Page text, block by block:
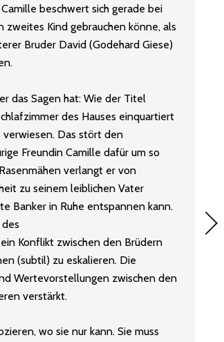
beschwert sich gerade bei
zweites Kind gebrauchen könne, als
Bruder David (Godehard Giese)
das Sagen hat: Wie der Titel
des Hauses einquartiert
verwiesen. Das stört den
Freundin Camille dafür um so
verlangt er von
zu seinem leiblichen Vater
Banker in Ruhe entspannen kann.
Konflikt zwischen den Brüdern
(subtil) zu eskalieren. Die
Wertevorstellungen zwischen den
verstärkt.
wo sie nur kann. Sie muss